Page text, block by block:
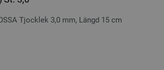
Tjocklek 3,0 mm, Längd 15 cm